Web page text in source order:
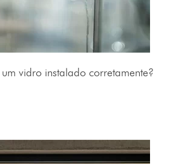
vidro instalado corretamente?